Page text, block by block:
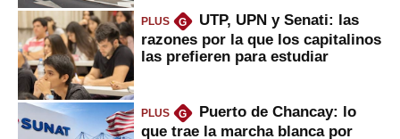
PLUS G
UTP, UPN y Senati: las
razones por la que los capitalinos
las prefieren para estudiar
PLUS G
Puerto de Chancay: lo
que trae la marcha blanca por